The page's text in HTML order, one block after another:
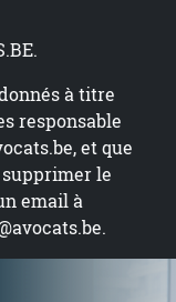
à titre
responsable
, et que
le
email à
.